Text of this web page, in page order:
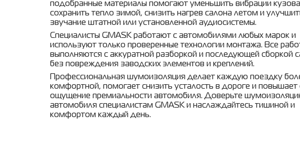
подобранные материалы помогают уменьшить вибрации
сохранить тепло зимой, снизить нагрев салона летом и
звучание штатной или установленной аудиосистемы.
Специалисты GMASK работают с автомобилями любых марок и
используют только проверенные технологии монтажа. Все
выполняются с аккуратной разборкой и последующей сборкой
без повреждения заводских элементов и креплений.
Профессиональная шумоизоляция делает каждую поездку
комфортной, помогает снизить усталость в дороге и
ощущение премиальности автомобиля. Доверьте
автомобиля специалистам GMASK и наслаждайтесь тишиной и
комфортом каждый день.